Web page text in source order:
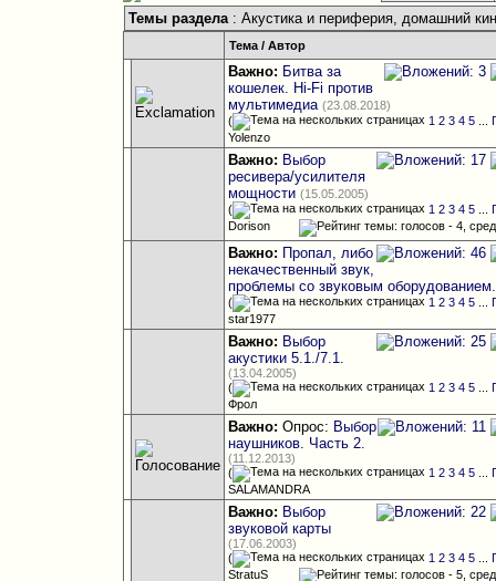
Темы раздела: Акустика и периферия, домашний
Тема /Автор
Важно: Битва за
кошелек. Hi-Fi против
мультимедиа (23.08.2018)
(
1 2 3 4 5 ...
Yolenzo
Важно: Выбор
ресивера/усилителя
мощности (15.05.2005)
(
1 2 3 4 5 ...
Dorison
Важно: Пропал, либо
некачественный звук,
проблемы со звуковым оборудованием.
( 1 2 3 4 5 ...
star1977
Важно: Выбор
акустики 5.1./7.1.
(13.04.2005)
(
1 2 3 4 5 ...
Фрол
Важно: Опрос: Выбор
наушников. Часть 2.
(11.12.2013)
(
1 2 3 4 5 ...
SALAMANDRA
Важно: Выбор
звуковой карты
(17.06.2003)
(
1 2 3 4 5 ...
StratuS